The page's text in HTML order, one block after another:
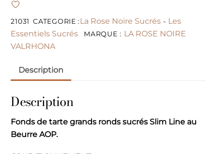
21031 CATEGORIE :La Rose Noire Sucrés - Les
Essentiels Sucrés
MARQUE : LA ROSE NOIRE
VALRHONA
Description
Description
Fonds de tarte grands ronds sucrés Slim Line au
Beurre AOP.